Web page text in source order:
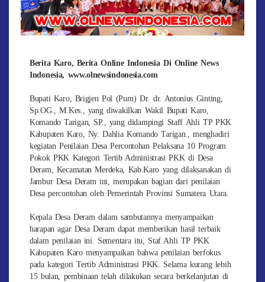
Berita Karo, Berita Online Indonesia Di Online News
Indonesia, www.olnewsindonesia.com
Bupati Karo, Brigjen Pol (Purn) Dr. dr. Antonius Ginting,
Sp.OG., M.Kes., yang diwakilkan Wakil Bupati Karo,
Komando Tarigan, SP., yang didampingi Staff Ahli TP PKK
Kabupaten Karo, Ny. Dahlia Komando Tarigan., menghadiri
kegiatan Penilaian Desa Percontohan Pelaksana 10 Program
Pokok PKK Kategori Tertib Administrasi PKK di Desa
Deram, Kecamatan Merdeka, Kab.Karo yang dilaksanakan di
Jambur Desa Deram ini, merupakan bagian dari penilaian
Desa percontohan oleh Pemerintah Provinsi Sumatera Utara.
Kepala Desa Deram dalam sambutannya menyampaikan
harapan agar Desa Deram dapat memberikan hasil terbaik
dalam penilaian ini. Sementara itu, Staf Ahli TP PKK
Kabupaten Karo menyampaikan bahwa penilaian berfokus
pada kategori Tertib Administrasi PKK. Selama kurang lebih
15 bulan, pembinaan telah dilakukan secara berkelanjutan di